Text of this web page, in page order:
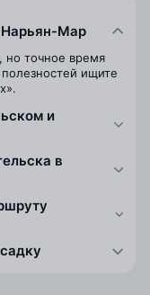
Нарьян-Мар
но точное время
ищите
и
в